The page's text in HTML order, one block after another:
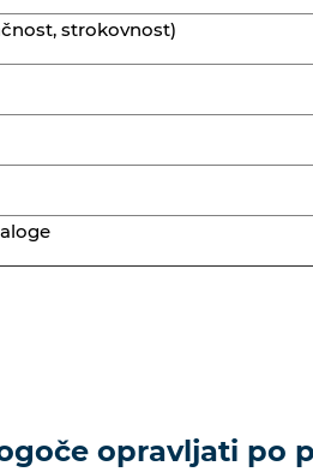
strokovnost)
opravljati po